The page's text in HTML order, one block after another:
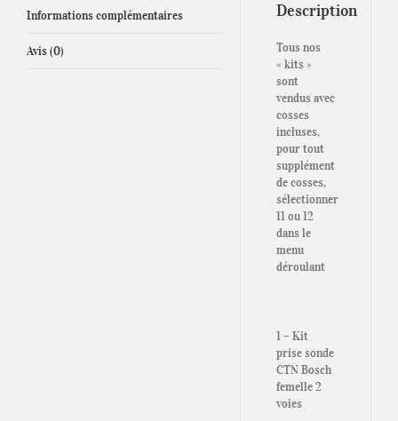
Informations complémentaires
Avis (0)
Description
Tous nos
« kits »
sont
vendus avec
cosses
incluses,
pour tout
supplément
de cosses,
sélectionner
11 ou 12
dans le
menu
déroulant
1 – Kit
prise sonde
CTN Bosch
femelle 2
voies